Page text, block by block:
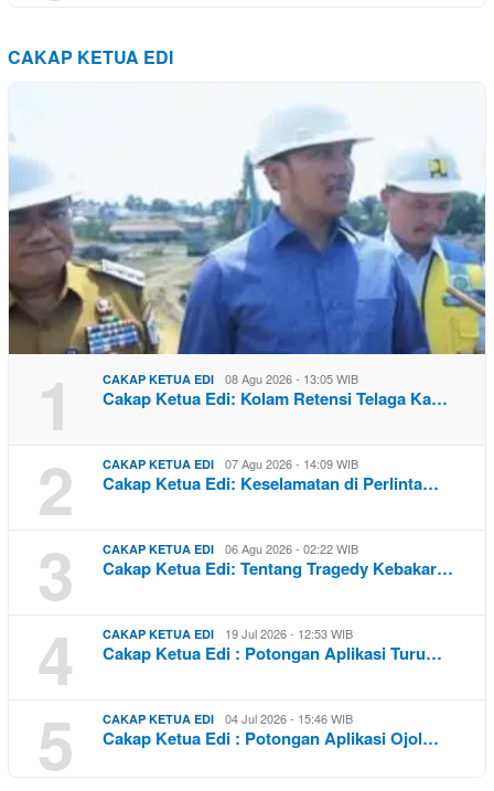
CAKAP KETUA EDI
1 CAKAP KETUA EDI 08 Agu 2026 - 13:05 WIB
Cakap Ketua Edi: Kolam Retensi Telaga Ka…
2 CAKAP KETUA EDI 07 Agu 2026 - 14:09 WIB
Cakap Ketua Edi: Keselamatan di Perlinta…
3 CAKAP KETUA EDI 06 Agu 2026 - 02:22 WIB
Cakap Ketua Edi: Tentang Tragedy Kebakar…
4 CAKAP KETUA EDI 19 Jul 2026 - 12:53 WIB
Cakap Ketua Edi : Potongan Aplikasi Turu…
5 CAKAP KETUA EDI 04 Jul 2026 - 15:46 WIB
Cakap Ketua Edi : Potongan Aplikasi Ojol…